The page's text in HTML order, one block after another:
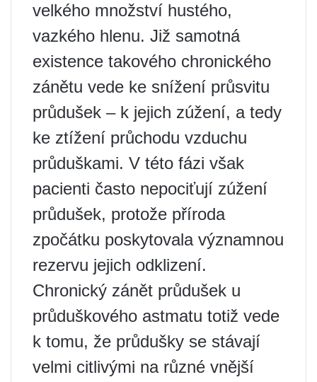
velkého množství hustého,
vazkého hlenu. Již samotná
existence takového chronického
zánětu vede ke snížení průsvitu
průdušek – k jejich zúžení, a tedy
ke ztížení průchodu vzduchu
průduškami. V této fázi však
pacienti často nepociťují zúžení
průdušek, protože příroda
zpočátku poskytovala významnou
rezervu jejich odklizení.
Chronický zánět průdušek u
průduškového astmatu totiž vede
k tomu, že průdušky se stávají
velmi citlivými na různé vnější